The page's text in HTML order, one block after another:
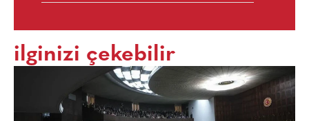
ilginizi çekebilir